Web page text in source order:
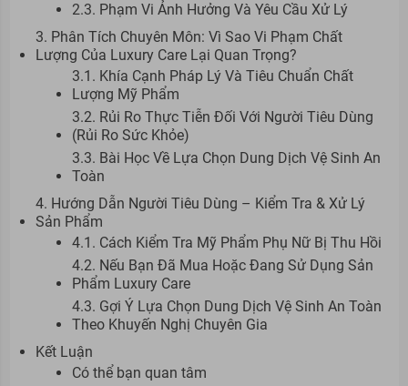
2.3. Phạm Vi Ảnh Hưởng Và Yêu Cầu Xử Lý
3. Phân Tích Chuyên Môn: Vì Sao Vi Phạm Chất
Lượng Của Luxury Care Lại Quan Trọng?
3.1. Khía Cạnh Pháp Lý Và Tiêu Chuẩn Chất
Lượng Mỹ Phẩm
3.2. Rủi Ro Thực Tiễn Đối Với Người Tiêu Dùng
(Rủi Ro Sức Khỏe)
3.3. Bài Học Về Lựa Chọn Dung Dịch Vệ Sinh An
Toàn
4. Hướng Dẫn Người Tiêu Dùng – Kiểm Tra & Xử Lý
Sản Phẩm
4.1. Cách Kiểm Tra Mỹ Phẩm Phụ Nữ Bị Thu Hồi
4.2. Nếu Bạn Đã Mua Hoặc Đang Sử Dụng Sản
Phẩm Luxury Care
4.3. Gợi Ý Lựa Chọn Dung Dịch Vệ Sinh An Toàn
Theo Khuyến Nghị Chuyên Gia
Kết Luận
Có thể bạn quan tâm